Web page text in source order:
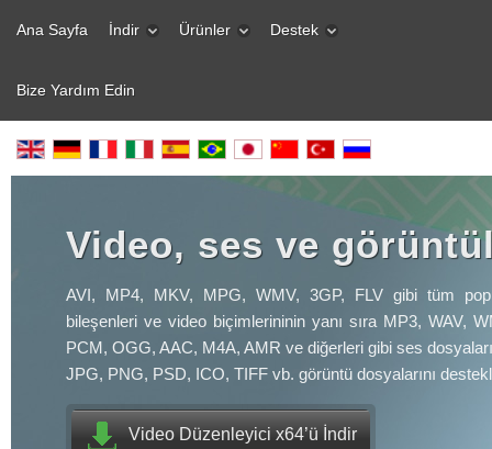
Ana Sayfa İndir Ürünler Destek
Bize Yardım Edin
Video, ses ve
AVI, MP4, MKV, MPG, WMV, 3GP, FLV gibi tüm
bileşenleri ve video biçimlerininin yanı sıra MP3, WAV,
PCM, OGG, AAC, M4A, AMR ve diğerleri gibi ses
JPG, PNG, PSD, ICO, TIFF vb. görüntü dosyalarını
Video Düzenleyici x64’ü İndir